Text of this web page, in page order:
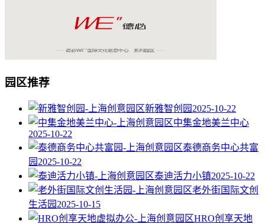
园区推荐
新雅智创园 2025-10-22
中集金地美兰中心
2025-10-22
泰德商务中心共富
园 2025-10-22
泰迪活力小镇2025-10-22
老外街国际文创
生活园 2025-10-15
HRO创享天地